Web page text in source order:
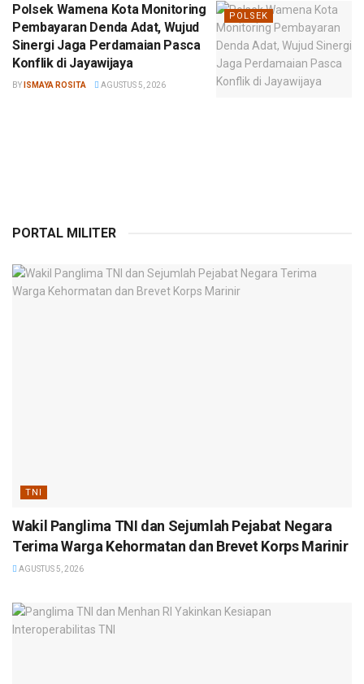
POLSEK
Polsek Wamena Kota Monitoring
Pembayaran Denda Adat, Wujud
Sinergi Jaga Perdamaian Pasca
Konflik di Jayawijaya
BY ISMAYA ROSITA AGUSTUS 5, 2026
PORTAL MILITER
TNI
Wakil Panglima TNI dan Sejumlah Pejabat Negara
Terima Warga Kehormatan dan Brevet Korps Marinir
AGUSTUS 5, 2026